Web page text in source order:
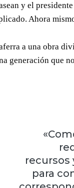
y el
Ahora
a una obra
generación que
recursos
para